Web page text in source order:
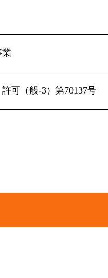
可（般-3）第70137号